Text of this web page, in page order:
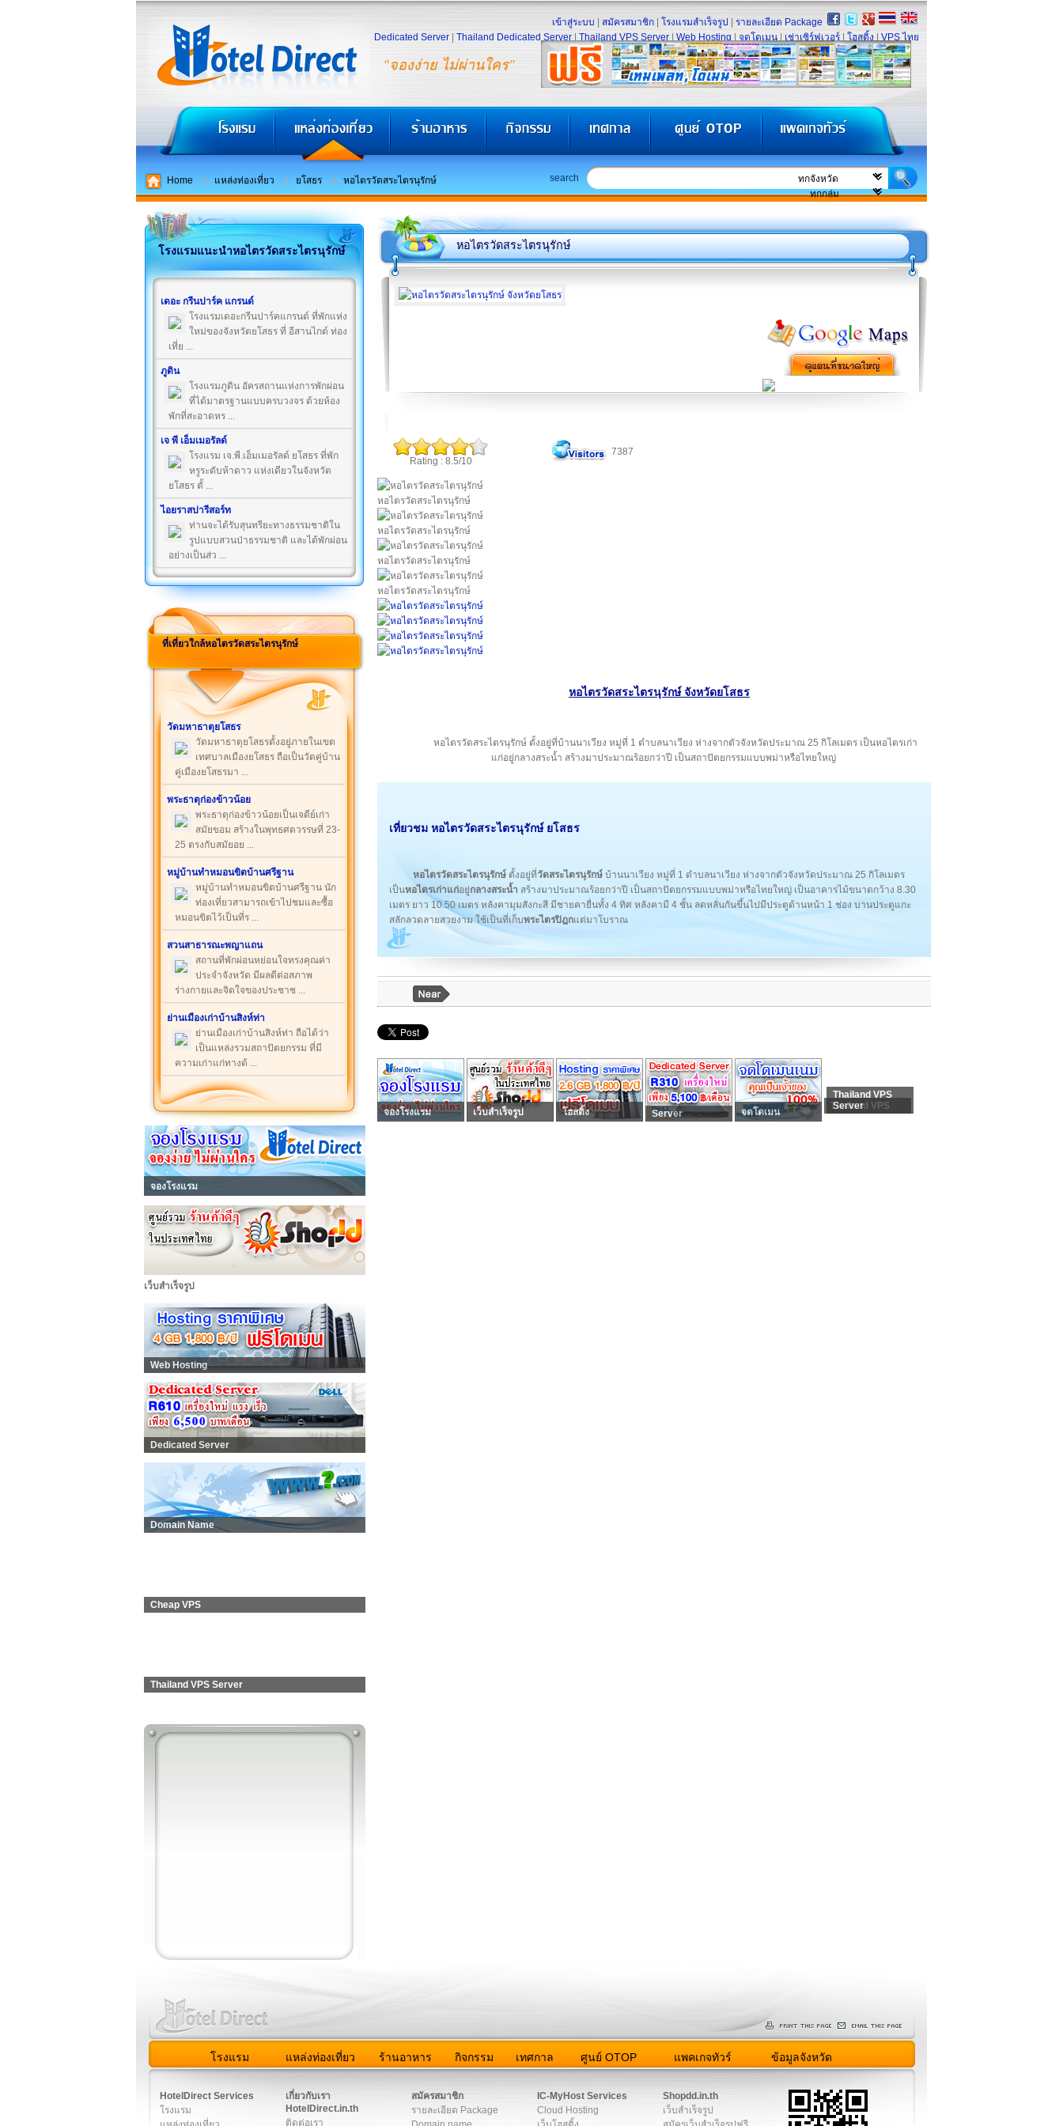
"จองง่าย ไม่ผ่านใคร"
เข้าสู่ระบบ สมัครสมาชิก โรงแรมสำเร็จรูป
รายละเอียด Package
Dedicated Server
Thailand Dedicated Server Thailand VPS Server Web Hosting จดโดเมน เช่าเซิร์ฟเวอร์ โฮสติ้ง VPS ไทย
Home แหล่งท่องเที่ยว ยโสธร หอไตรวัดสระไตรนุรักษ์ search
โรงแรมแนะนำหอไตรวัดสระไตรนุรักษ์
เดอะ กรีนปาร์ค แกรนด์
โรงแรมเดอะกรีนปาร์คแกรนด์ ที่พักแห่ง
ใหม่ของจังหวัดยโสธร ที่ อีสานไกด์ ท่อง
เที่ย ...
ภูดิน
โรงแรมภูดิน อัครสถานแห่งการพักผ่อน
ที่ได้มาตรฐานแบบครบวงจร ด้วยห้อง
พักที่สะอาดหร ...
เจ พี เอ็มเมอรัลด์
โรงแรม เจ.พี.เอ็มเมอรัลด์ ยโสธร ที่พัก
หรูระดับห้าดาว แห่งเดียวในจังหวัด
ยโสธร ตั้ ...
ไอยราสปารีสอร์ท
ท่านจะได้รับสุนทรียะทางธรรมชาติใน
รูปแบบสวนป่าธรรมชาติ และได้พักผ่อน
อย่างเป็นส่ว ...
ที่เที่ยวใกล้หอไตรวัดสระไตรนุรักษ์
วัดมหาธาตุยโสธร
วัดมหาธาตุยโสธรตั้งอยู่ภายในเขต
เทศบาลเมืองยโสธร ถือเป็นวัดคู่บ้าน
คู่เมืองยโสธรมา ...
พระธาตุก่องข้าวน้อย
พระธาตุก่องข้าวน้อยเป็นเจดีย์เก่า
สมัยขอม สร้างในพุทธศตวรรษที่ 23-
25 ตรงกับสมัยอย ...
หมู่บ้านทำหมอนขิตบ้านศรีฐาน
หมู่บ้านทำหมอนขิตบ้านศรีฐาน นัก
ท่องเที่ยวสามารถเข้าไปชมและซื้อ
หมอนขิตไว้เป็นที่ร ...
สวนสาธารณะพญาแถน
สถานที่พักผ่อนหย่อนใจทรงคุณค่า
ประจำจังหวัด มีผลดีต่อสภาพ
ร่างกายและจิตใจของประชาช ...
ย่านเมืองเก่าบ้านสิงห์ท่า
ย่านเมืองเก่าบ้านสิงห์ท่า ถือได้ว่า
เป็นแหล่งรวมสถาปัตยกรรม ที่มี
ความเก่าแก่ทางด้ ...
จองโรงแรม
เว็บสำเร็จรูป
Web Hosting
Dedicated Server
Domain Name
Cheap VPS
Thailand VPS Server
หอไตรวัดสระไตรนุรักษ์
Rating : 8.5/10
7387
หอไตรวัดสระไตรนุรักษ์
หอไตรวัดสระไตรนุรักษ์
หอไตรวัดสระไตรนุรักษ์
หอไตรวัดสระไตรนุรักษ์
หอไตรวัดสระไตรนุรักษ์ จังหวัดยโสธร
หอไตรวัดสระไตรนุรักษ์ ตั้งอยู่ที่บ้านนาเวียง หมู่ที่ 1 ตำบลนาเวียง ห่างจากตัวจังหวัดประมาณ 25 กิโลเมตร เป็นหอไตรเก่า
แก่อยู่กลางสระน้ำ สร้างมาประมาณร้อยกว่าปี เป็นสถาปัตยกรรมแบบพม่าหรือไทยใหญ่
เที่ยวชม หอไตรวัดสระไตรนุรักษ์ ยโสธร
หอไตรวัดสระไตรนุรักษ์ ตั้งอยู่ที่วัดสระไตรนุรักษ์ บ้านนาเวียง หมู่ที่ 1 ตำบลนาเวียง ห่างจากตัวจังหวัดประมาณ 25 กิโลเมตร
เป็นหอไตรเก่าแก่อยู่กลางสระน้ำ สร้างมาประมาณร้อยกว่าปี เป็นสถาปัตยกรรมแบบพม่าหรือไทยใหญ่ เป็นอาคารไม้ขนาดกว้าง 8.30
เมตร ยาว 10.50 เมตร หลังคามุมสังกะสี มีชายคายื่นทั้ง 4 ทิศ หลังคามี 4 ชั้น ลดหลั่นกันขึ้นไปมีประตูด้านหน้า 1 ช่อง บานประตูแกะ
สลักลวดลายสวยงาม ใช้เป็นที่เก็บพระไตรปิฎกแต่มาโบราณ
จองโรงแรม เว็บสำเร็จรูป โฮสติ้ง Server จดโดเมน
Thailand VPS
Thailand VPS
Server
โรงแรม แหล่งท่องเที่ยว ร้านอาหาร กิจกรรม เทศกาล ศูนย์ OTOP แพคเกจทัวร์ ข้อมูลจังหวัด
HotelDirect Services
โรงแรม
เกี่ยวกับเรา
HotelDirect.in.th
ติดต่อเรา
สมัครสมาชิก
รายละเอียด Package
IC-MyHost Services
Cloud Hosting
Shopdd.in.th
เว็บสำเร็จรูป